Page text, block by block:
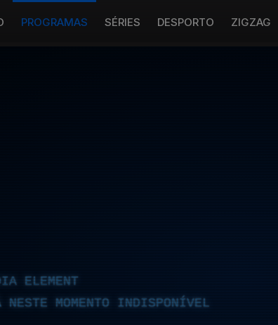
PROGRAMAS SÉRIES DESPORTO ZIGZAG
ELEMENT
NESTE MOMENTO INDISPONÍVEL